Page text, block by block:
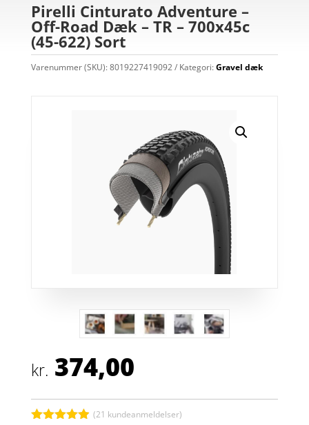
Pirelli Cinturato Adventure –
Off-Road Dæk – TR – 700x45c
(45-622) Sort
Varenummer (SKU):8019227419092 Kategori:Gravel dæk
kr. 374,00
(21 kundeanmeldelser)